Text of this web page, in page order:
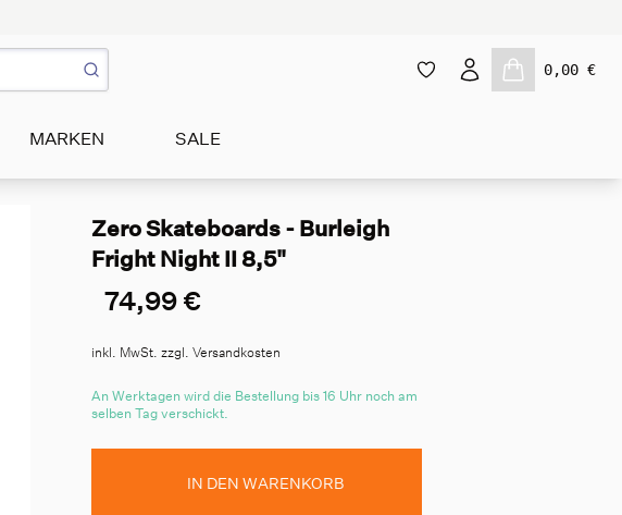
0,00 €
MARKEN SALE
Zero Skateboards - Burleigh
Fright Night II 8,5"
74,99 €
inkl. MwSt. zzgl. Versandkosten
An Werktagen wird die Bestellung bis 16 Uhr noch am
selben Tag verschickt.
IN DEN WARENKORB